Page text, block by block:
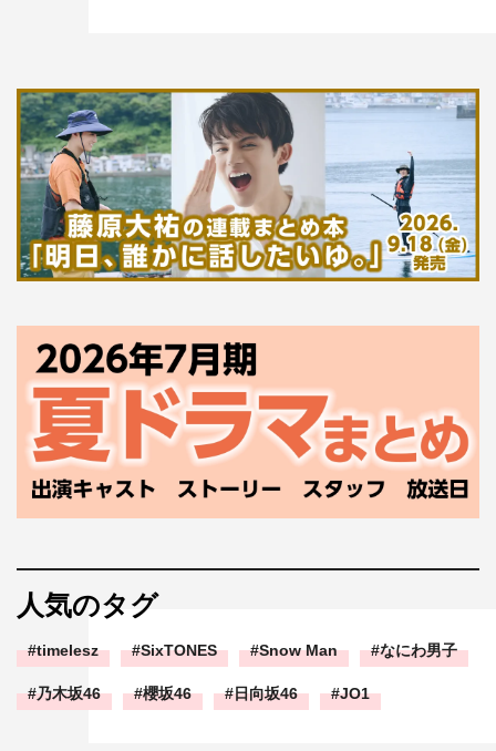
人気のタグ
timelesz SixTONES Snow Man なにわ男子
乃木坂46 櫻坂46 日向坂46 JO1